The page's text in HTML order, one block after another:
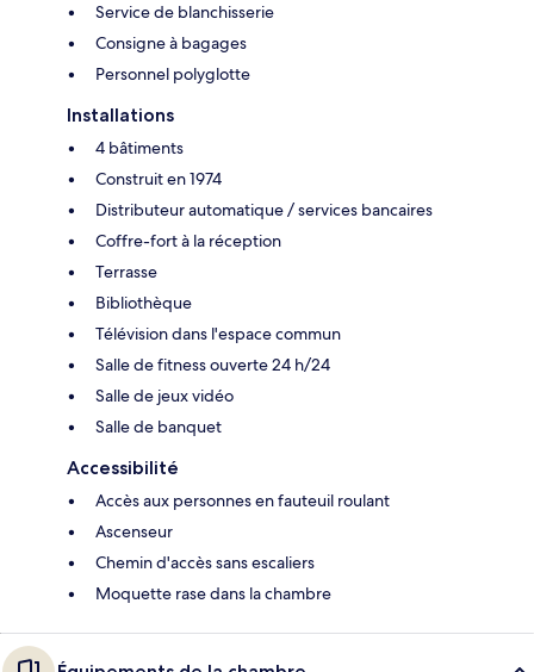
Service de blanchisserie
Consigne à bagages
Personnel polyglotte
Installations
4 bâtiments
Construit en 1974
Distributeur automatique / services bancaires
Coffre-fort à la réception
Terrasse
Bibliothèque
Télévision dans l'espace commun
Salle de fitness ouverte 24 h/24
Salle de jeux vidéo
Salle de banquet
Accessibilité
Accès aux personnes en fauteuil roulant
Ascenseur
Chemin d'accès sans escaliers
Moquette rase dans la chambre